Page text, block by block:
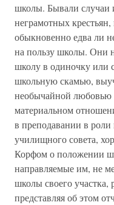
школы. Бывали случаи
неграмотных
обыкновенно едва ли
на пользу школы. Они
школу в одиночку или
школьную скамью,
необычайной любовью
материальном
в преподавании в
училищного совета,
Корфом о положении
направляемые им, не
школы своего участка,
представляя об этом